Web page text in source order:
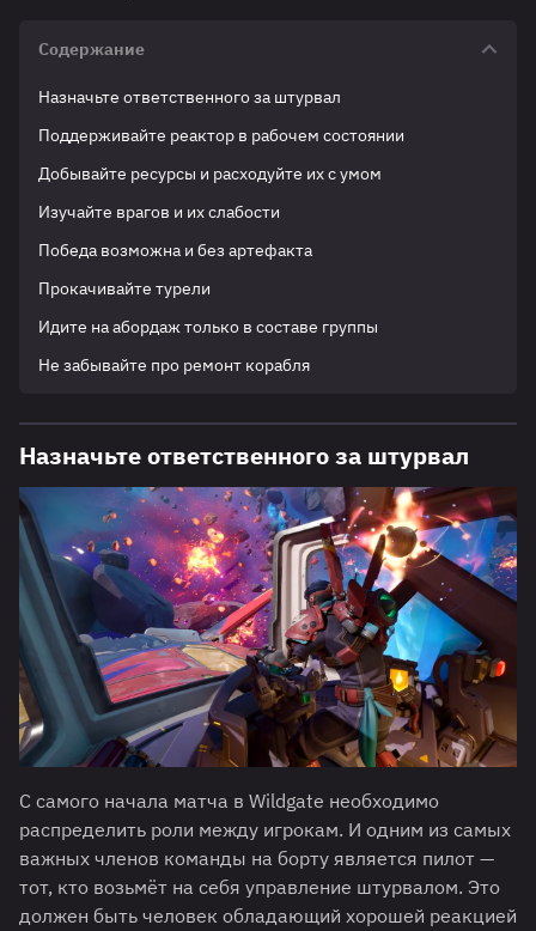
Содержание
Назначьте ответственного за штурвал
Поддерживайте реактор в рабочем состоянии
Добывайте ресурсы и расходуйте их с умом
Изучайте врагов и их слабости
Победа возможна и без артефакта
Прокачивайте турели
Идите на абордаж только в составе группы
Не забывайте про ремонт корабля
Назначьте ответственного за штурвал
С самого начала матча в Wildgate необходимо
распределить роли между игрокам. И одним из самых
важных членов команды на борту является пилот —
тот, кто возьмёт на себя управление штурвалом. Это
должен быть человек обладающий хорошей реакцией